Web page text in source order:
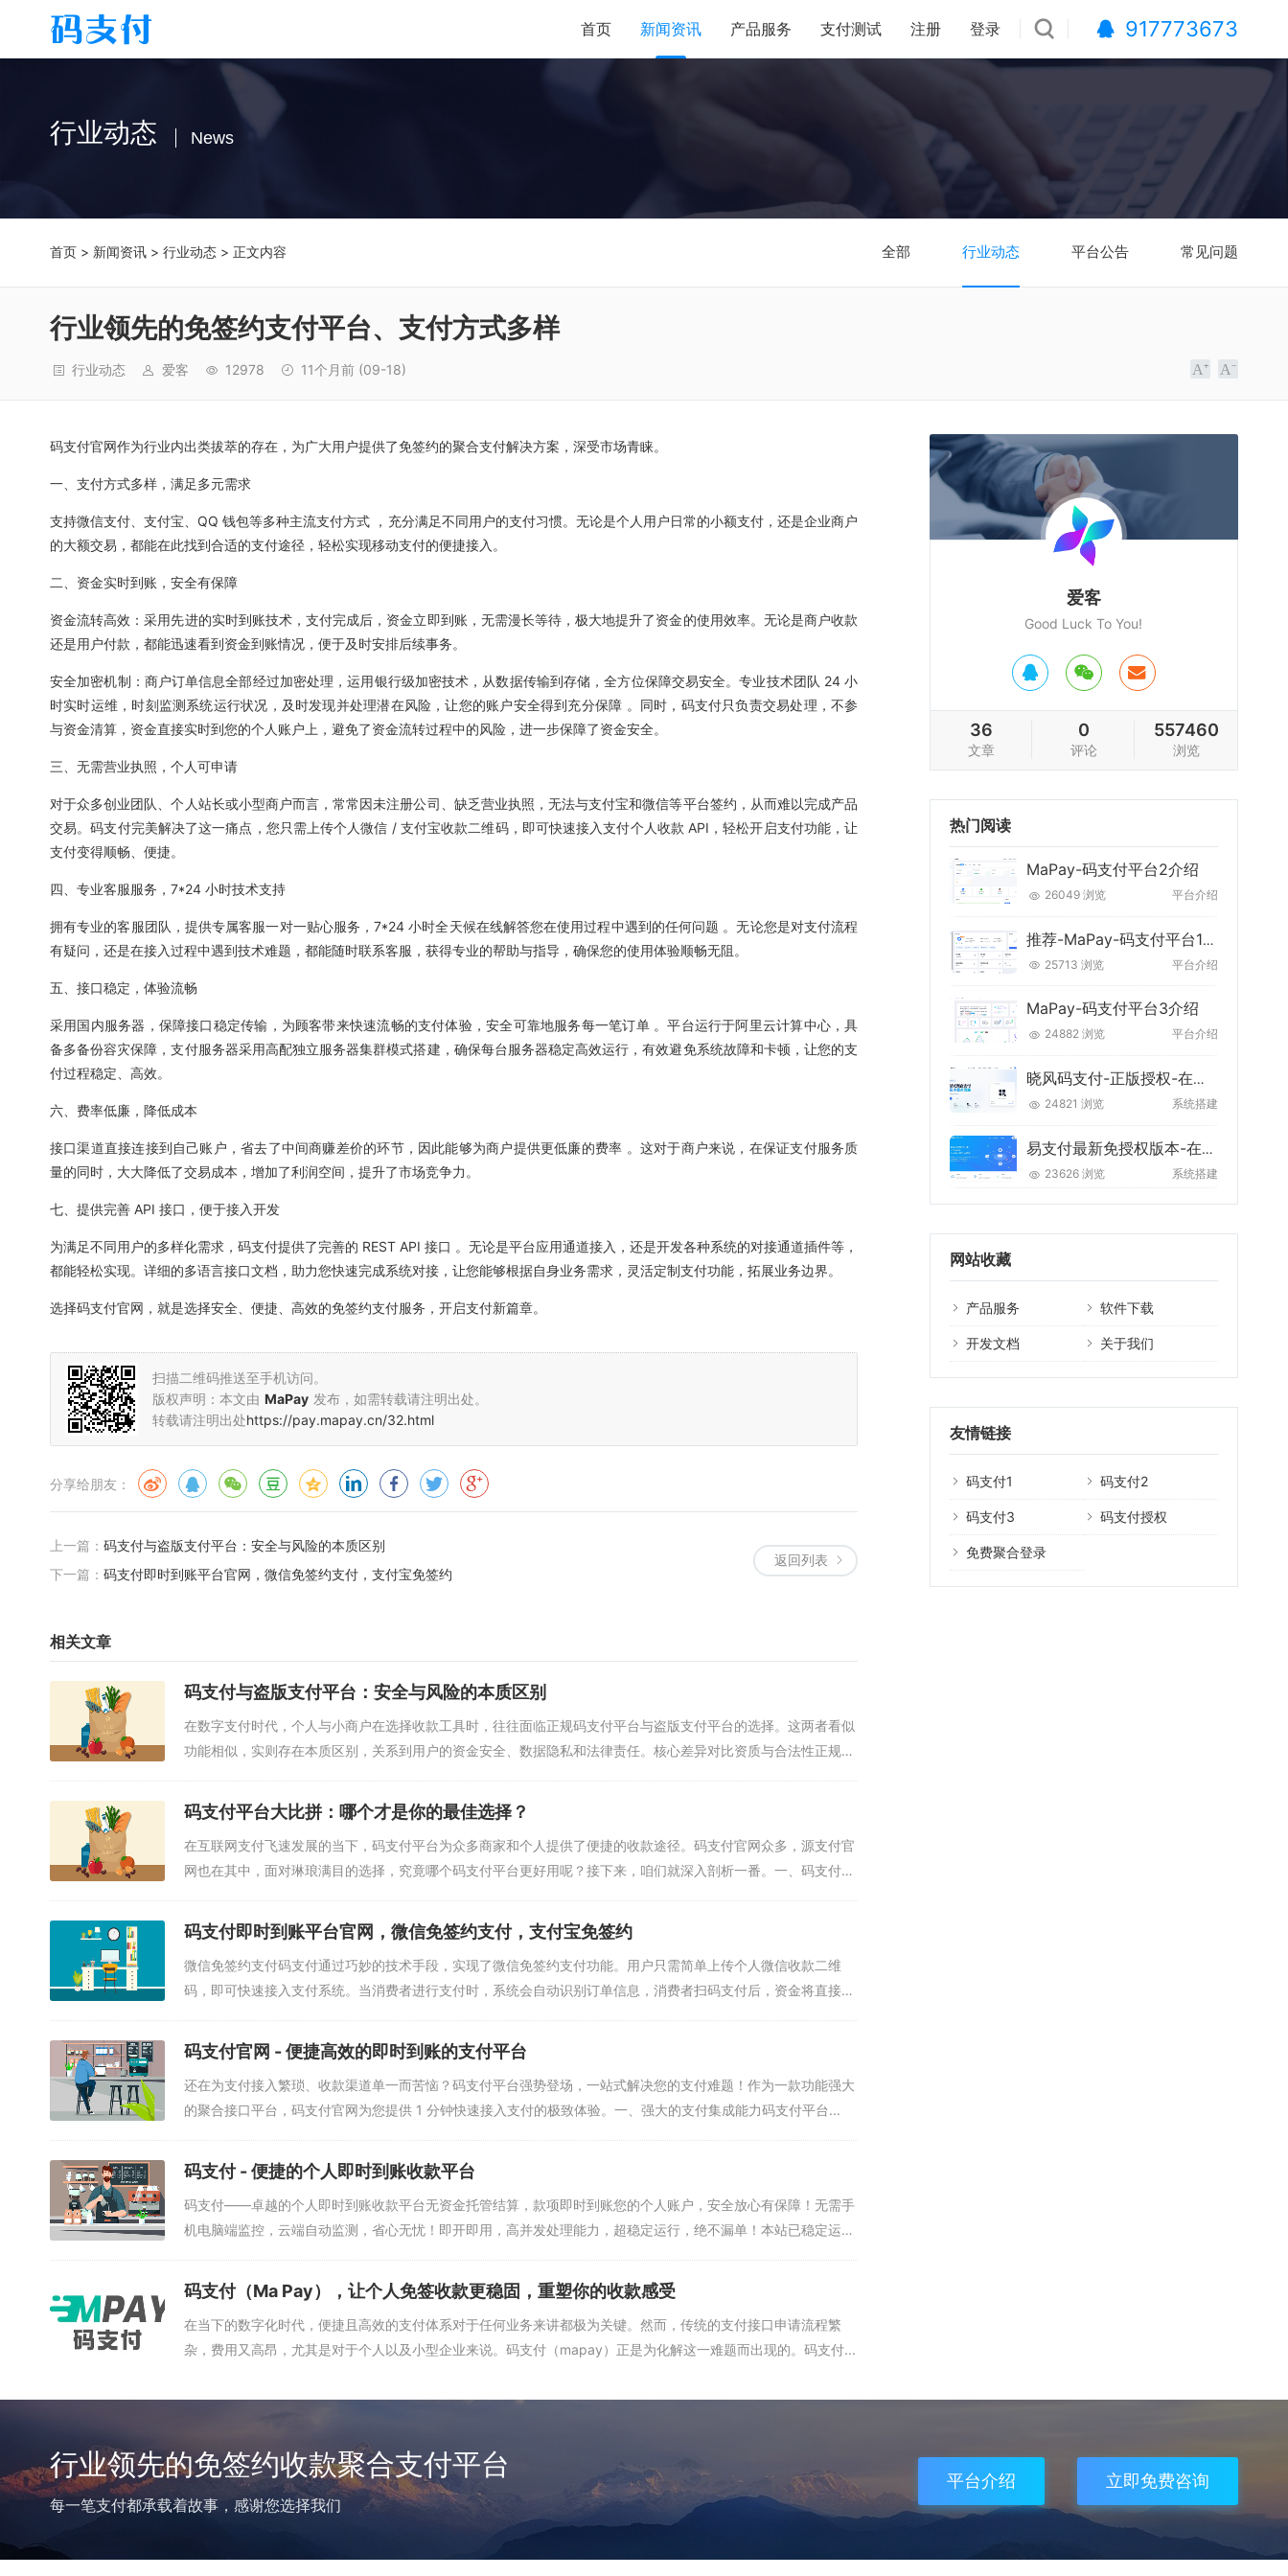
917773673
首页 新闻资讯 产品服务 支付测试 注册 登录
行业动态 News
首页 > 新闻资讯 > 行业动态 > 正文内容 全部 行业动态 平台公告 常见问题
行业领先的免签约支付平台、支付方式多样
行业动态 爱客 12978 11个月前 (09-18)
码支付官网作为行业内出类拔萃的存在，为广大用户提供了免签约的聚合支付解决方案，深受市场青睐。
一、支付方式多样，满足多元需求
支持微信支付、支付宝、QQ 钱包等多种主流支付方式 ，充分满足不同用户的支付习惯。无论是个人用户日常的小额支付，还是企业商户
的大额交易，都能在此找到合适的支付途径，轻松实现移动支付的便捷接入。
二、资金实时到账，安全有保障
资金流转高效：采用先进的实时到账技术，支付完成后，资金立即到账，无需漫长等待，极大地提升了资金的使用效率。无论是商户收款
还是用户付款，都能迅速看到资金到账情况，便于及时安排后续事务。
安全加密机制：商户订单信息全部经过加密处理，运用银行级加密技术，从数据传输到存储，全方位保障交易安全。专业技术团队 24 小
时实时运维，时刻监测系统运行状况，及时发现并处理潜在风险，让您的账户安全得到充分保障 。同时，码支付只负责交易处理，不参
与资金清算，资金直接实时到您的个人账户上，避免了资金流转过程中的风险，进一步保障了资金安全。
三、无需营业执照，个人可申请
对于众多创业团队、个人站长或小型商户而言，常常因未注册公司、缺乏营业执照，无法与支付宝和微信等平台签约，从而难以完成产品
交易。码支付完美解决了这一痛点，您只需上传个人微信 / 支付宝收款二维码，即可快速接入支付个人收款 API，轻松开启支付功能，让
支付变得顺畅、便捷。
四、专业客服服务，7*24 小时技术支持
拥有专业的客服团队，提供专属客服一对一贴心服务，7*24 小时全天候在线解答您在使用过程中遇到的任何问题 。无论您是对支付流程
有疑问，还是在接入过程中遇到技术难题，都能随时联系客服，获得专业的帮助与指导，确保您的使用体验顺畅无阻。
五、接口稳定，体验流畅
采用国内服务器，保障接口稳定传输，为顾客带来快速流畅的支付体验，安全可靠地服务每一笔订单 。平台运行于阿里云计算中心，具
备多备份容灾保障，支付服务器采用高配独立服务器集群模式搭建，确保每台服务器稳定高效运行，有效避免系统故障和卡顿，让您的支
付过程稳定、高效。
六、费率低廉，降低成本
接口渠道直接连接到自己账户，省去了中间商赚差价的环节，因此能够为商户提供更低廉的费率 。这对于商户来说，在保证支付服务质
量的同时，大大降低了交易成本，增加了利润空间，提升了市场竞争力。
七、提供完善 API 接口，便于接入开发
为满足不同用户的多样化需求，码支付提供了完善的 REST API 接口 。无论是平台应用通道接入，还是开发各种系统的对接通道插件等，
都能轻松实现。详细的多语言接口文档，助力您快速完成系统对接，让您能够根据自身业务需求，灵活定制支付功能，拓展业务边界。
选择码支付官网，就是选择安全、便捷、高效的免签约支付服务，开启支付新篇章。
扫描二维码推送至手机访问。
版权声明：本文由 MaPay 发布，如需转载请注明出处。
转载请注明出处https://pay.mapay.cn/32.html
分享给朋友：
返回列表
上一篇： 码支付与盗版支付平台：安全与风险的本质区别
下一篇： 码支付即时到账平台官网，微信免签约支付，支付宝免签约
相关文章
码支付与盗版支付平台：安全与风险的本质区别
在数字支付时代，个人与小商户在选择收款工具时，往往面临正规码支付平台与盗版支付平台的选择。这两者看似
功能相似，实则存在本质区别，关系到用户的资金安全、数据隐私和法律责任。核心差异对比资质与合法性正规
码支付平台大比拼：哪个才是你的最佳选择？
在互联网支付飞速发展的当下，码支付平台为众多商家和个人提供了便捷的收款途径。码支付官网众多，源支付官
网也在其中，面对琳琅满目的选择，究竟哪个码支付平台更好用呢？接下来，咱们就深入剖析一番。一、码支付
码支付即时到账平台官网，微信免签约支付，支付宝免签约
微信免签约支付码支付通过巧妙的技术手段，实现了微信免签约支付功能。用户只需简单上传个人微信收款二维
码，即可快速接入支付系统。当消费者进行支付时，系统会自动识别订单信息，消费者扫码支付后，资金将直接进
码支付官网 - 便捷高效的即时到账的支付平台
还在为支付接入繁琐、收款渠道单一而苦恼？码支付平台强势登场，一站式解决您的支付难题！作为一款功能强大
的聚合接口平台，码支付官网为您提供 1 分钟快速接入支付的极致体验。一、强大的支付集成能力码支付平台...
码支付 - 便捷的个人即时到账收款平台
码支付——卓越的个人即时到账收款平台无资金托管结算，款项即时到账您的个人账户，安全放心有保障！无需手
机电脑端监控，云端自动监测，省心无忧！即开即用，高并发处理能力，超稳定运行，绝不漏单！本站已稳定运
码支付（Ma Pay），让个人免签收款更稳固，重塑你的收款感受
在当下的数字化时代，便捷且高效的支付体系对于任何业务来讲都极为关键。然而，传统的支付接口申请流程繁
杂，费用又高昂，尤其是对于个人以及小型企业来说。码支付（mapay）正是为化解这一难题而出现的。码支付...
爱客
Good Luck To You!
36
文章
0
评论
557460
浏览
热门阅读
MaPay-码支付平台2介绍
26049 浏览 平台介绍
推荐-MaPay-码支付平台1介绍
25713 浏览 平台介绍
MaPay-码支付平台3介绍
24882 浏览 平台介绍
晓风码支付-正版授权-在线授权
24821 浏览 系统搭建
易支付最新免授权版本-在线授权-持续更新
23626 浏览 系统搭建
网站收藏
产品服务 软件下载
开发文档 关于我们
友情链接
码支付1 码支付2
码支付3 码支付授权
免费聚合登录
行业领先的免签约收款聚合支付平台
每一笔支付都承载着故事，感谢您选择我们
平台介绍 立即免费咨询